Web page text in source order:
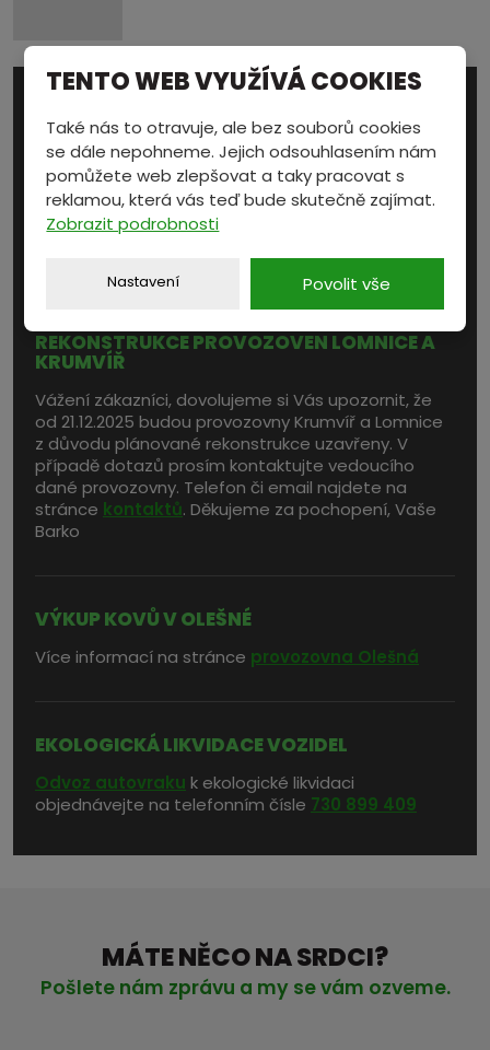
AKTUALITY
NOVÉ PRACOVNÍ POZICE
Rozšiřujeme náš tým a hledáme nové kolegy! Více
informací naleznete na stránceKariéra.
REKONSTRUKCE PROVOZOVEN LOMNICE A
KRUMVÍŘ
Vážení zákazníci, dovolujeme si Vás upozornit, že
od 21.12.2025 budou provozovny Krumvíř a Lomnice
z důvodu plánované rekonstrukce uzavřeny. V
případě dotazů prosím kontaktujte vedoucího
dané provozovny. Telefon či email najdete na
stránce kontaktů. Děkujeme za pochopení, Vaše
Barko
VÝKUP KOVŮ V OLEŠNÉ
Více informací na stránce provozovna Olešná
EKOLOGICKÁ LIKVIDACE VOZIDEL
Odvoz autovraku k ekologické likvidaci
objednávejte na telefonním čísle 730 899 409
MÁTE NĚCO NA SRDCI?
Pošlete nám zprávu a my se vám ozveme.
TENTO WEB VYUŽÍVÁ COOKIES
Také nás to otravuje, ale bez souborů cookies
se dále nepohneme. Jejich odsouhlasením nám
pomůžete web zlepšovat a taky pracovat s
reklamou, která vás teď bude skutečně zajímat.
Zobrazit podrobnosti
Nastavení Povolit vše